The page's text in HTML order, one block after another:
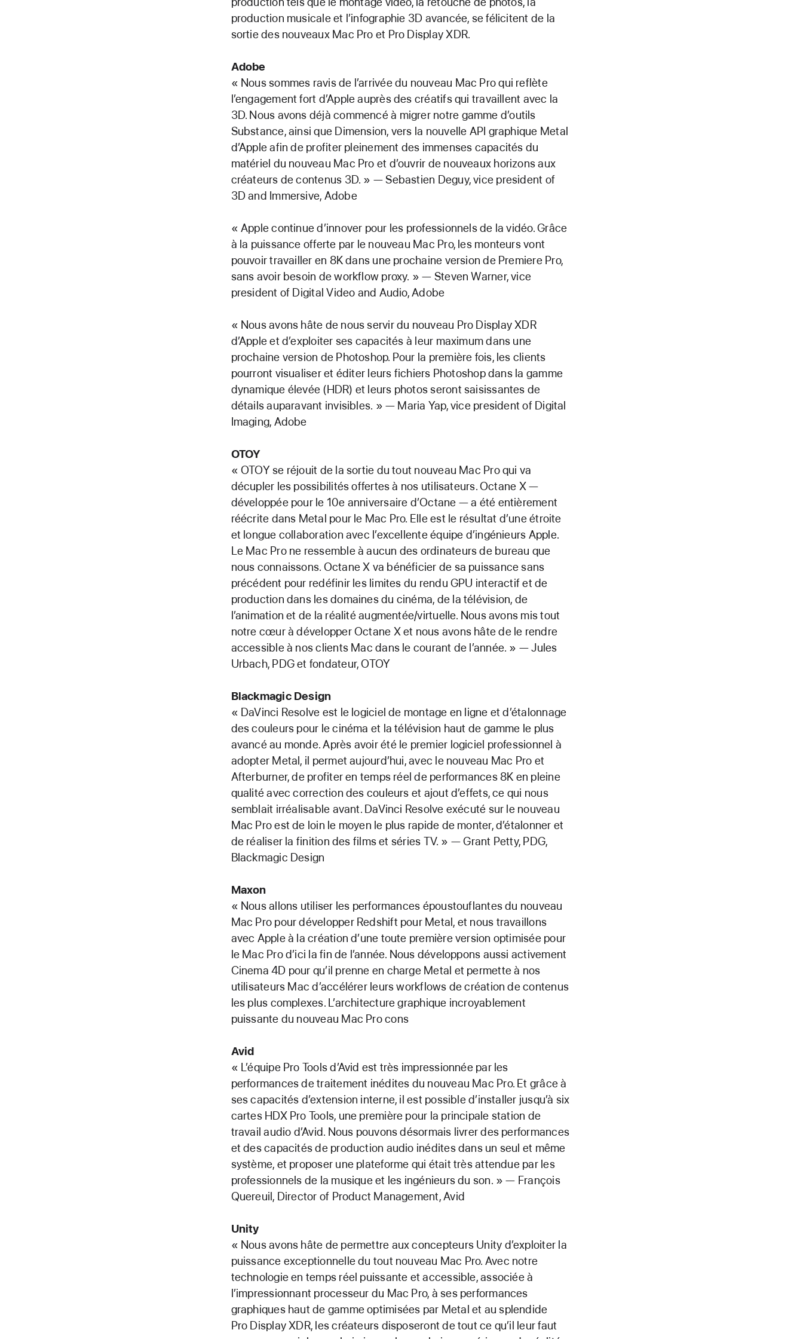
production musicale et l’infographie 3D avancée, se félicitent de la
sortie des nouveaux Mac Pro et Pro Display XDR.
Adobe
« Nous sommes ravis de l’arrivée du nouveau Mac Pro qui reflète
l’engagement fort d’Apple auprès des créatifs qui travaillent avec la
3D. Nous avons déjà commencé à migrer notre gamme d’outils
Substance, ainsi que Dimension, vers la nouvelle API graphique Metal
d’Apple afin de profiter pleinement des immenses capacités du
matériel du nouveau Mac Pro et d’ouvrir de nouveaux horizons aux
créateurs de contenus 3D. » — Sebastien Deguy, vice president of
3D and Immersive, Adobe
« Apple continue d’innover pour les professionnels de la vidéo. Grâce
à la puissance offerte par le nouveau Mac Pro, les monteurs vont
pouvoir travailler en 8K dans une prochaine version de Premiere Pro,
sans avoir besoin de workflow proxy. » — Steven Warner, vice
president of Digital Video and Audio, Adobe
« Nous avons hâte de nous servir du nouveau Pro Display XDR
d’Apple et d’exploiter ses capacités à leur maximum dans une
prochaine version de Photoshop. Pour la première fois, les clients
pourront visualiser et éditer leurs fichiers Photoshop dans la gamme
dynamique élevée (HDR) et leurs photos seront saisissantes de
détails auparavant invisibles. » — Maria Yap, vice president of Digital
Imaging, Adobe
OTOY
« OTOY se réjouit de la sortie du tout nouveau Mac Pro qui va
décupler les possibilités offertes à nos utilisateurs. Octane X —
développée pour le 10e anniversaire d’Octane — a été entièrement
réécrite dans Metal pour le Mac Pro. Elle est le résultat d’une étroite
et longue collaboration avec l’excellente équipe d’ingénieurs Apple.
Le Mac Pro ne ressemble à aucun des ordinateurs de bureau que
nous connaissons. Octane X va bénéficier de sa puissance sans
précédent pour redéfinir les limites du rendu GPU interactif et de
production dans les domaines du cinéma, de la télévision, de
l’animation et de la réalité augmentée/virtuelle. Nous avons mis tout
notre cœur à développer Octane X et nous avons hâte de le rendre
accessible à nos clients Mac dans le courant de l’année. » — Jules
Urbach, PDG et fondateur, OTOY
Blackmagic Design
« DaVinci Resolve est le logiciel de montage en ligne et d’étalonnage
des couleurs pour le cinéma et la télévision haut de gamme le plus
avancé au monde. Après avoir été le premier logiciel professionnel à
adopter Metal, il permet aujourd’hui, avec le nouveau Mac Pro et
Afterburner, de profiter en temps réel de performances 8K en pleine
qualité avec correction des couleurs et ajout d’effets, ce qui nous
semblait irréalisable avant. DaVinci Resolve exécuté sur le nouveau
Mac Pro est de loin le moyen le plus rapide de monter, d’étalonner et
de réaliser la finition des films et séries TV. » — Grant Petty, PDG,
Blackmagic Design
Maxon
« Nous allons utiliser les performances époustouflantes du nouveau
Mac Pro pour développer Redshift pour Metal, et nous travaillons
avec Apple à la création d’une toute première version optimisée pour
le Mac Pro d’ici la fin de l’année. Nous développons aussi activement
Cinema 4D pour qu’il prenne en charge Metal et permette à nos
utilisateurs Mac d’accélérer leurs workflows de création de contenus
les plus complexes. L’architecture graphique incroyablement
puissante du nouveau Mac Pro cons
Avid
« L’équipe Pro Tools d’Avid est très impressionnée par les
performances de traitement inédites du nouveau Mac Pro. Et grâce à
ses capacités d’extension interne, il est possible d’installer jusqu’à six
cartes HDX Pro Tools, une première pour la principale station de
travail audio d’Avid. Nous pouvons désormais livrer des performances
et des capacités de production audio inédites dans un seul et même
système, et proposer une plateforme qui était très attendue par les
professionnels de la musique et les ingénieurs du son. » — François
Quereuil, Director of Product Management, Avid
Unity
« Nous avons hâte de permettre aux concepteurs Unity d’exploiter la
puissance exceptionnelle du tout nouveau Mac Pro. Avec notre
technologie en temps réel puissante et accessible, associée à
l’impressionnant processeur du Mac Pro, à ses performances
graphiques haut de gamme optimisées par Metal et au splendide
Pro Display XDR, les créateurs disposeront de tout ce qu’il leur faut